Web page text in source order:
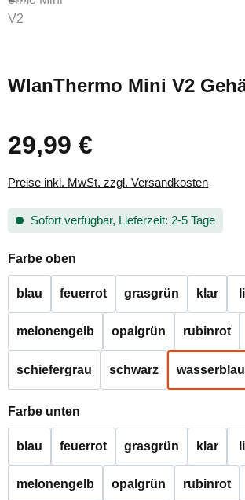
WlanThermo Mini V2
Regulärer Preis:
29,99 €
Preise inkl. MwSt. zzgl. Versandkosten
Sofort verfügbar, Lieferzeit: 2-5 Tage
Farbe oben
blau feuerrot grasgrün klar
melonengelb opalgrün rubinrot
schiefergrau schwarz wasserblau
Farbe unten
blau feuerrot grasgrün klar
melonengelb opalgrün rubinrot